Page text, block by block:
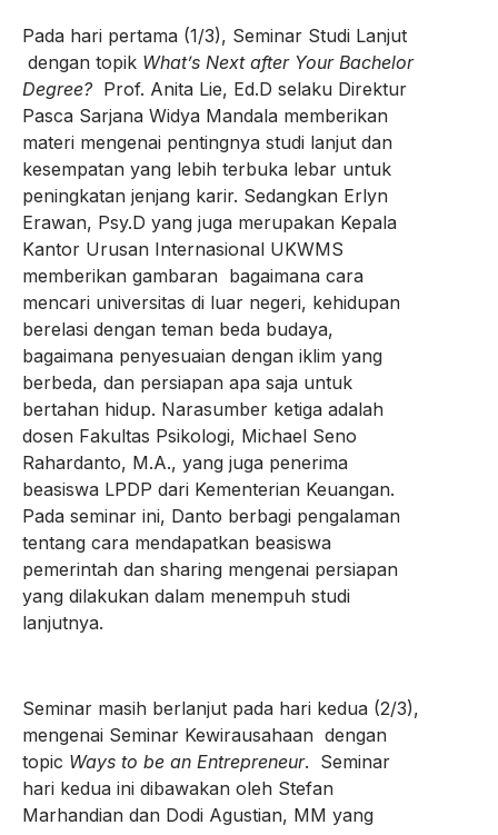
Pada hari pertama (1/3), Seminar Studi Lanjut
dengan topik What’s Next after Your Bachelor
Degree?Prof. Anita Lie, Ed.D selaku Direktur
Pasca Sarjana Widya Mandala memberikan
materi mengenai pentingnya studi lanjut dan
kesempatan yang lebih terbuka lebar untuk
peningkatan jenjang karir. Sedangkan Erlyn
Erawan, Psy.D yang juga merupakan Kepala
Kantor Urusan Internasional UKWMS
memberikan gambaran bagaimana cara
mencari universitas di luar negeri, kehidupan
berelasi dengan teman beda budaya,
bagaimana penyesuaian dengan iklim yang
berbeda, dan persiapan apa saja untuk
bertahan hidup. Narasumber ketiga adalah
dosen Fakultas Psikologi, Michael Seno
Rahardanto, M.A., yang juga penerima
beasiswa LPDP dari Kementerian Keuangan.
Pada seminar ini, Danto berbagi pengalaman
tentang cara mendapatkan beasiswa
pemerintah dan sharing mengenai persiapan
yang dilakukan dalam menempuh studi
lanjutnya.
Seminar masih berlanjut pada hari kedua (2/3),
mengenai Seminar Kewirausahaan dengan
topic Ways to be an Entrepreneur. Seminar
hari kedua ini dibawakan oleh Stefan
Marhandian dan Dodi Agustian, MM yang